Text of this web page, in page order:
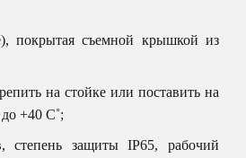
покрытая съемной крышкой из
на стойке или поставить на
+40 С˚;
степень защиты IP65, рабочий